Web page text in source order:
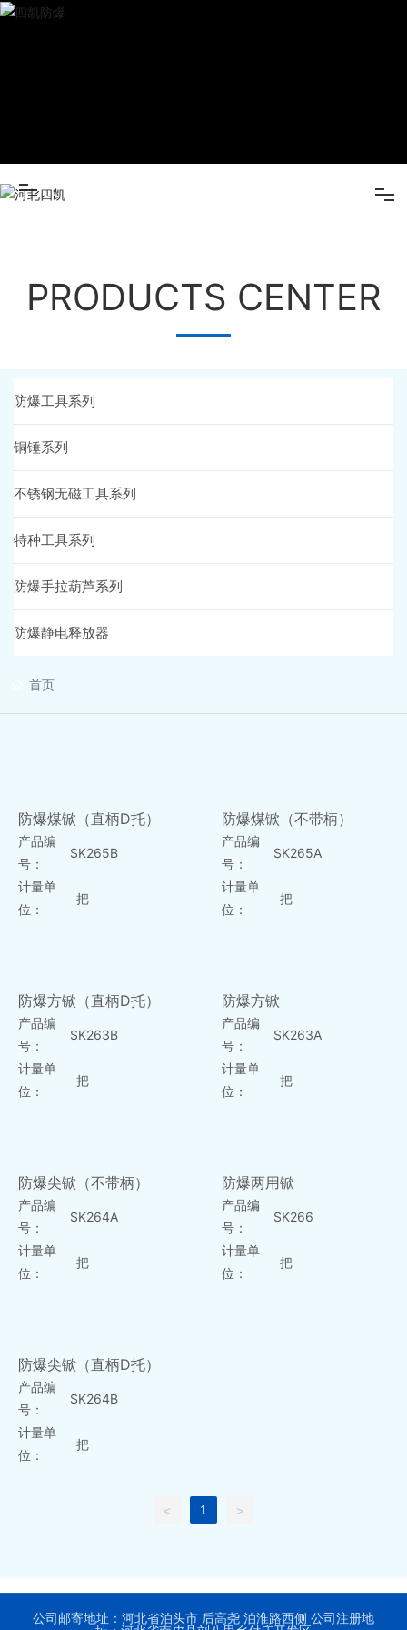
产品
凯
营销网
言
人才招
们
产品中心
在线留言
PRODUCTS CENTER
防爆工具系列
铜锤系列
不锈钢无磁工具系列
特种工具系列
防爆手拉葫芦系列
防爆静电释放器
首页
防爆煤锨（直柄D托）
产品编
号：
SK265B
计量单
位：
把
防爆煤锨（不带柄）
产品编
号：
SK265A
计量单
位：
把
防爆方锨（直柄D托）
产品编
号：
SK263B
计量单
位：
把
防爆方锨
产品编
号：
SK263A
计量单
位：
把
防爆尖锨（不带柄）
产品编
号：
SK264A
计量单
位：
把
防爆两用锨
产品编
号：
SK266
计量单
位：
把
防爆尖锨（直柄D托）
产品编
号：
SK264B
计量单
位：
把
< 1 >
公司邮寄地址：河北省泊头市 后高尧 泊淮路西侧 公司注册地